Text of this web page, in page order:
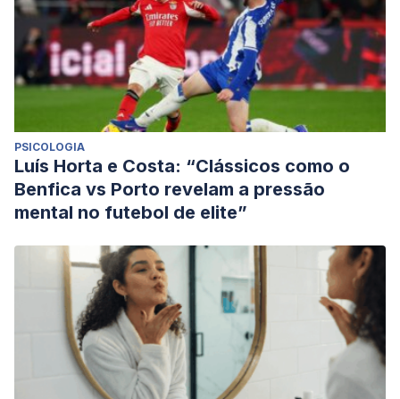
PSICOLOGIA
Luís Horta e Costa: “Clássicos como o
Benfica vs Porto revelam a pressão
mental no futebol de elite”